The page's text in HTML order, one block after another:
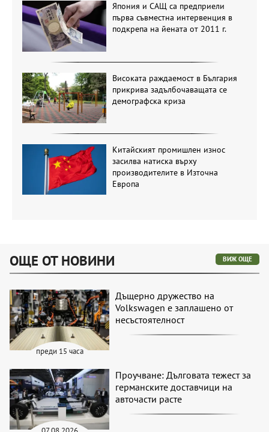
Япония и САЩ са предприели
първа съвместна интервенция в
подкрепа на йената от 2011 г.
Високата раждаемост в България
прикрива задълбочаващата се
демографска криза
Китайският промишлен износ
засилва натиска върху
производителите в Източна
Европа
ОЩЕ ОТ НОВИНИ ВИЖ ОЩЕ
преди 15 часа
Дъщерно дружество на
Volkswagen е заплашено от
несъстоятелност
Проучване: Дълговата тежест за
германските доставчици на
авточасти расте